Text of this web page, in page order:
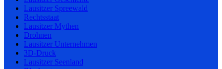
Lausitzer Spreewald
Rechtsstaat
Lausitzer Mythen
Drohnen
Lausitzer Unternehmen
3D-Druck
Lausitzer Seenland